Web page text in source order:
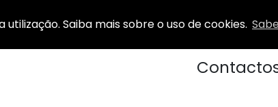
Saiba mais sobre o uso de cookies.